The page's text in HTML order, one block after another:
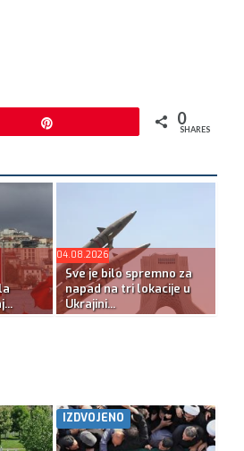
0
SHARES
04.08.2026
Sve je bilo spremno za
napad na tri lokacije u
Ukrajini...
IZDVOJENO